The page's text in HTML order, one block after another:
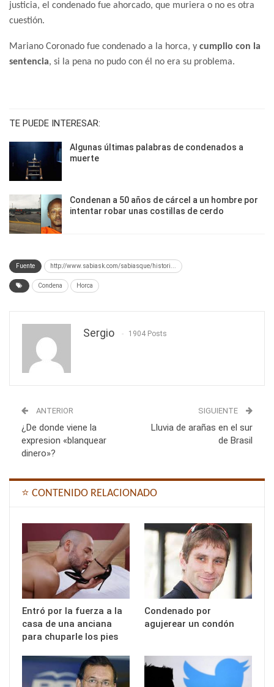
justicia, el condenado fue ahorcado, que muriera o no es otra
cuestión.
Mariano Coronado fue condenado a la horca, y cumplio con la
sentencia, si la pena no pudo con él no era su problema.
TE PUEDE INTERESAR:
Algunas últimas palabras de condenados a
muerte
Condenan a 50 años de cárcel a un hombre por
intentar robar unas costillas de cerdo
Fuente http://www.sabiask.com/sabiasque/histori...
Condena Horca
Sergio 1904 Posts
ANTERIOR
¿De donde viene la
expresion «blanquear
dinero»?
SIGUIENTE
Lluvia de arañas en el sur
de Brasil
⭐ CONTENIDO RELACIONADO
Entró por la fuerza a la
casa de una anciana
para chuparle los pies
Condenado por
agujerear un condón